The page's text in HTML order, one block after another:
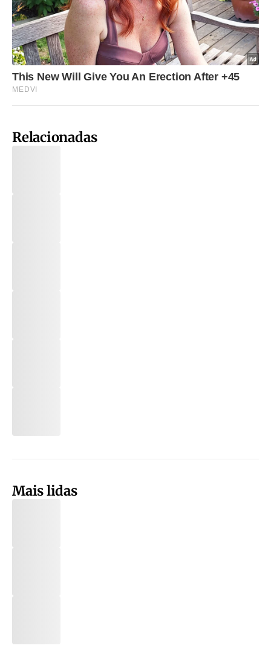
Relacionadas
Mais lidas